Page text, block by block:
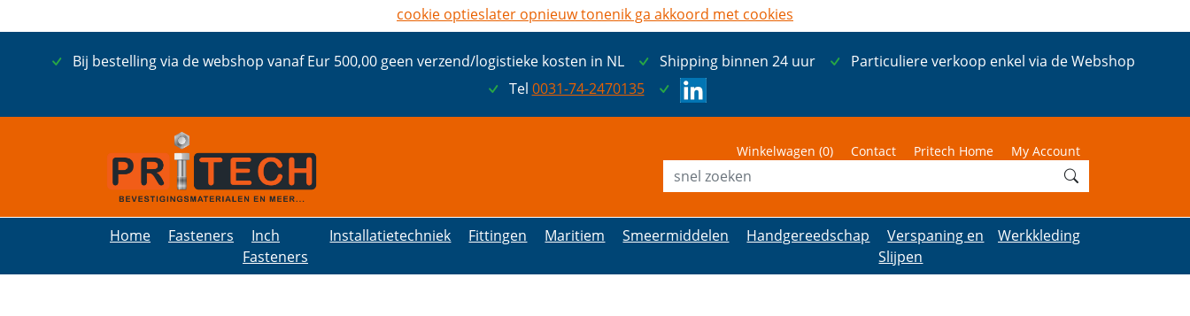
Bij bestelling via de webshop vanaf Eur 500,00 geen verzend/logistieke kosten in NL Shipping binnen 24 uur
Particuliere verkoop enkel via de Webshop
Tel 0031-74-2470135
Winkelwagen (0) Contact Pritech Home My Account
Home Fasteners
Inch
Fasteners
Installatietechniek Fittingen Maritiem Smeermiddelen Handgereedschap
Verspaning en
Slijpen
Werkkleding
cookie optieslater opnieuw tonenik ga akkoord met cookies